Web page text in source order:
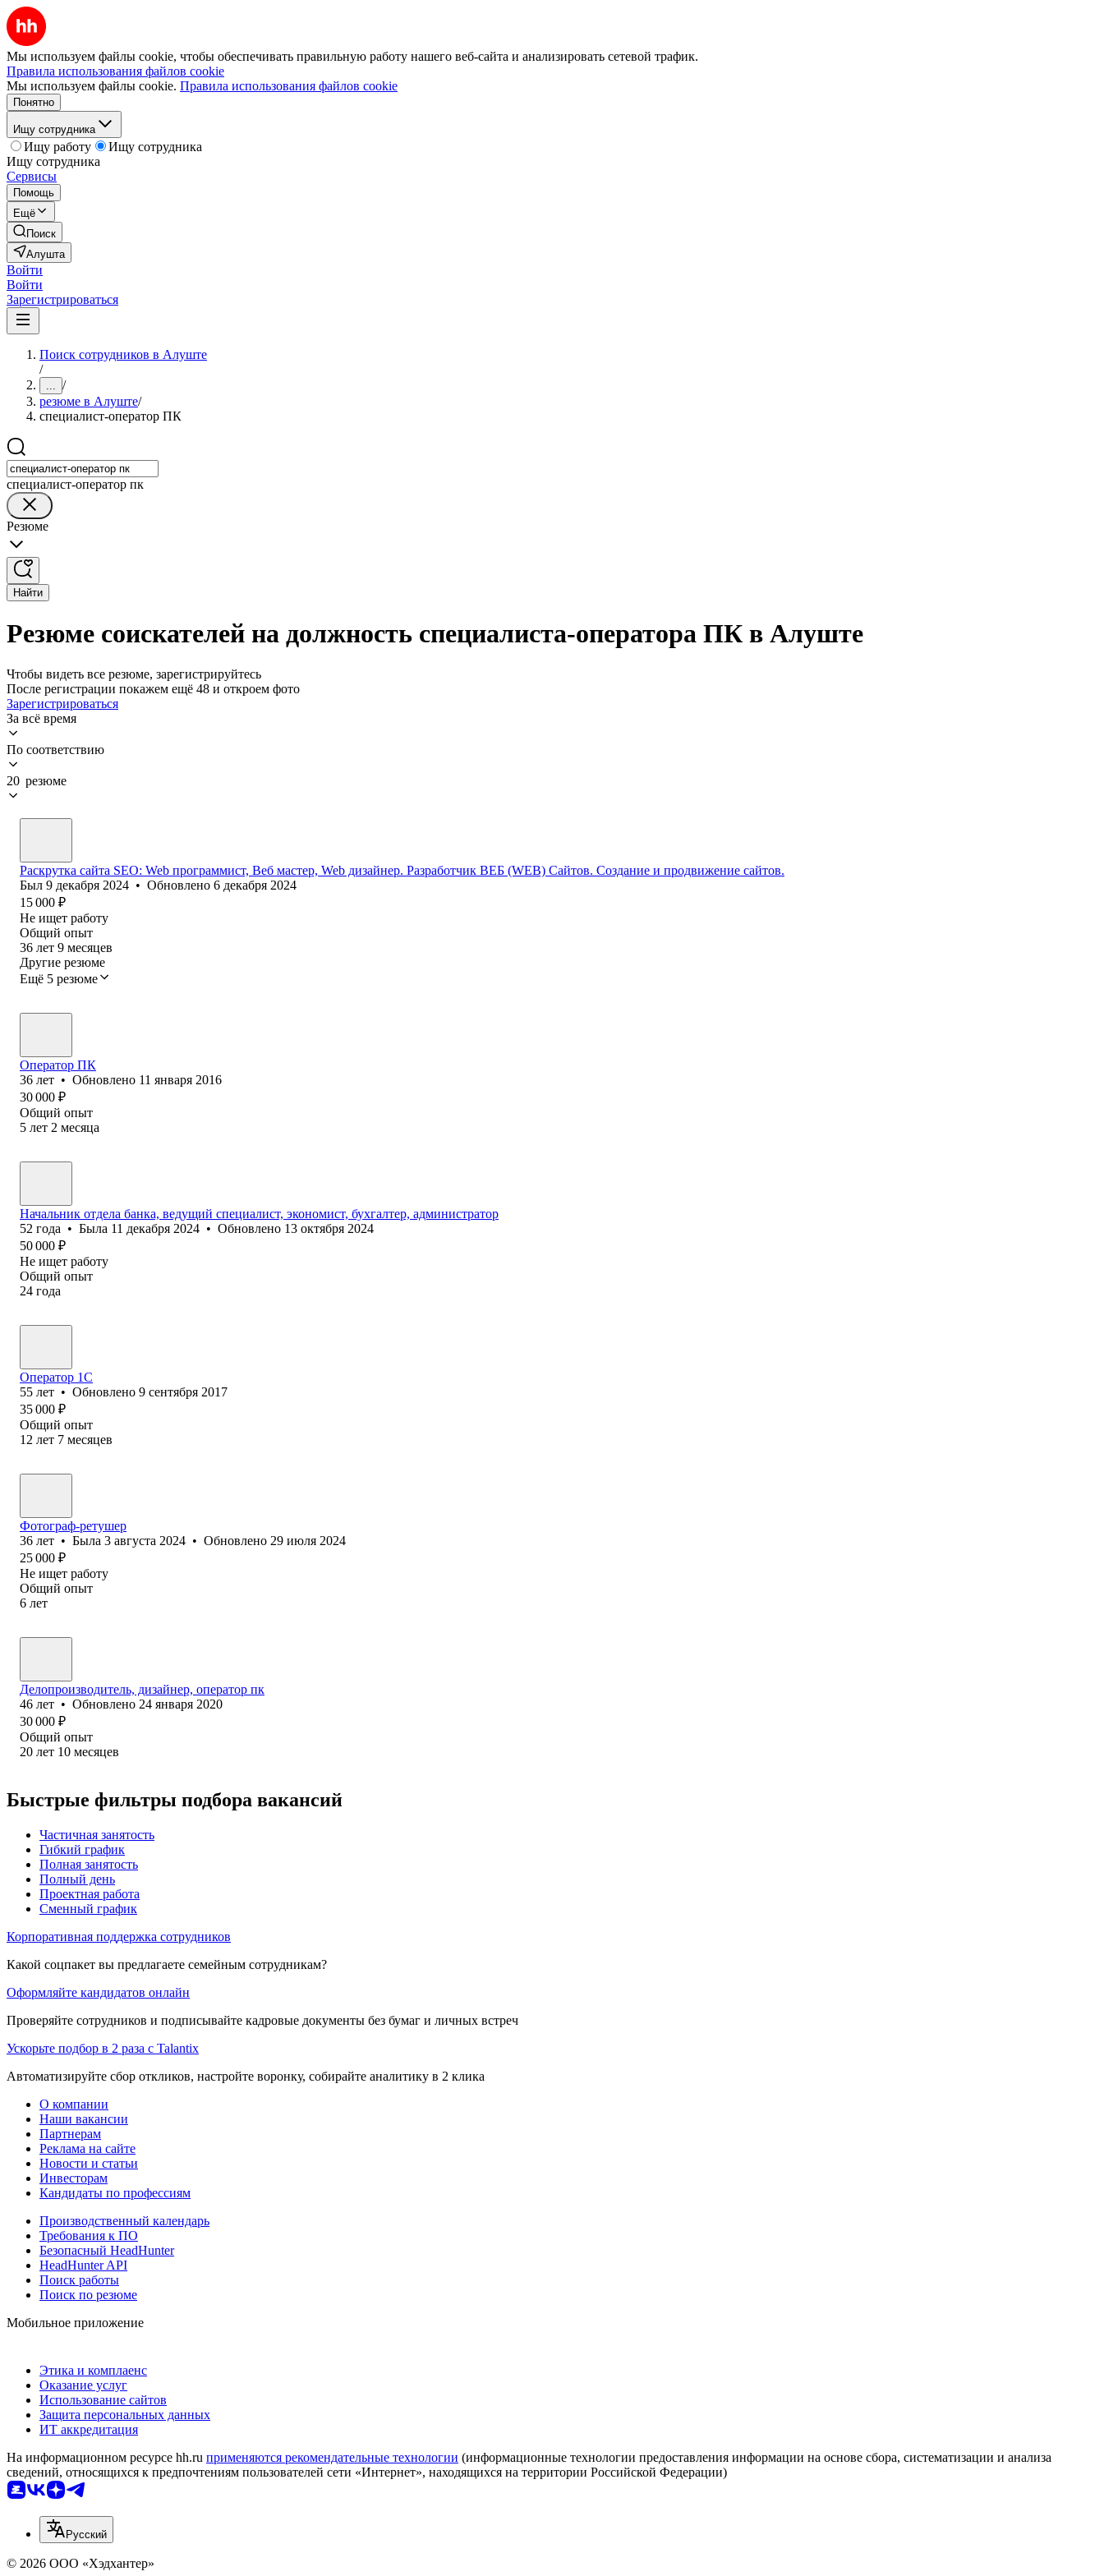
Мы используем файлы cookie, чтобы обеспечивать правильную работу нашего веб-сайта и анализировать сетевой трафик.
Правила использования файлов cookie
Мы используем файлы cookie. Правила использования файлов cookie
Понятно
Ищу сотрудника
Ищу работу
Ищу сотрудника
Ищу сотрудника
Сервисы
Помощь
Ещё
Поиск
Алушта
Войти
Войти
Зарегистрироваться
Поиск сотрудников в Алуште
/
... /
резюме в Алуште/
специалист-оператор ПК
специалист-оператор пк
Резюме
Найти
Резюме соискателей на должность специалиста-оператора ПК в Алуште
Чтобы видеть все резюме, зарегистрируйтесь
После регистрации покажем ещё 48 и откроем фото
Зарегистрироваться
За всё время
По соответствию
20 резюме
Раскрутка сайта SEO: Web программист, Веб мастер, Web дизайнер. Разработчик ВЕБ (WEB) Сайтов. Создание и продвижение сайтов.
Был 9 декабря 2024 • Обновлено 6 декабря 2024
15 000 ₽
Не ищет работу
Общий опыт
36 лет 9 месяцев
Другие резюме
Ещё 5 резюме
Оператор ПК
36 лет • Обновлено 11 января 2016
30 000 ₽
Общий опыт
5 лет 2 месяца
Начальник отдела банка, ведущий специалист, экономист, бухгалтер, администратор
52 года • Была 11 декабря 2024 • Обновлено 13 октября 2024
50 000 ₽
Не ищет работу
Общий опыт
24 года
Оператор 1C
55 лет • Обновлено 9 сентября 2017
35 000 ₽
Общий опыт
12 лет 7 месяцев
Фотограф-ретушер
36 лет • Была 3 августа 2024 • Обновлено 29 июля 2024
25 000 ₽
Не ищет работу
Общий опыт
6 лет
Делопроизводитель, дизайнер, оператор пк
46 лет • Обновлено 24 января 2020
30 000 ₽
Общий опыт
20 лет 10 месяцев
Быстрые фильтры подбора вакансий
Частичная занятость
Гибкий график
Полная занятость
Полный день
Проектная работа
Сменный график
Корпоративная поддержка сотрудников
Какой соцпакет вы предлагаете семейным сотрудникам?
Оформляйте кандидатов онлайн
Проверяйте сотрудников и подписывайте кадровые документы без бумаг и личных встреч
Ускорьте подбор в 2 раза с Talantix
Автоматизируйте сбор откликов, настройте воронку, собирайте аналитику в 2 клика
О компании
Наши вакансии
Партнерам
Реклама на сайте
Новости и статьи
Инвесторам
Кандидаты по профессиям
Производственный календарь
Требования к ПО
Безопасный HeadHunter
HeadHunter API
Поиск работы
Поиск по резюме
Мобильное приложение
Этика и комплаенс
Оказание услуг
Использование сайтов
Защита персональных данных
ИТ аккредитация
На информационном ресурсе hh.ru применяются рекомендательные технологии (информационные технологии предоставления информации на основе сбора, систематизации и анализа
сведений, относящихся к предпочтениям пользователей сети «Интернет», находящихся на территории Российской Федерации)
Русский
© 2026 ООО «Хэдхантер»